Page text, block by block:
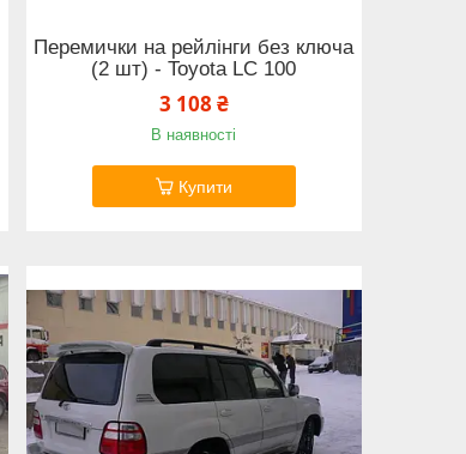
Перемички на рейлінги без ключа
(2 шт) - Toyota LС 100
3 108 ₴
В наявності
Купити